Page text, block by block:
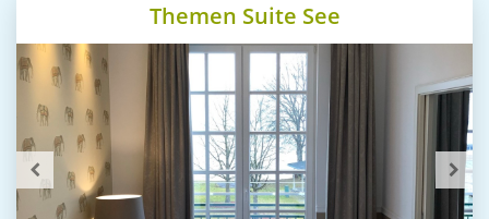
Themen Suite See